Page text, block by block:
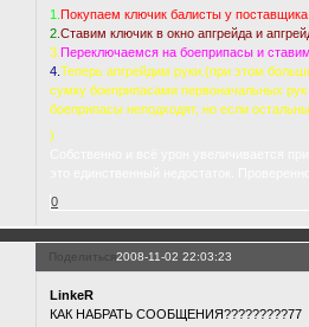
1.Покупаем ключик балисты у
2.Ставим ключик в окно апгрейда и
3.Переключаемся на боеприпасы и
4.Теперь апгрейдим руки.(при этом
сумку боеприпасами первоначальных рук
боеприпасы неподходят, но если
)
0
Поделиться2008-11-02 22:03:23
LinkeR
КАК НАБРАТЬ СООБЩЕНИЯ?????????77